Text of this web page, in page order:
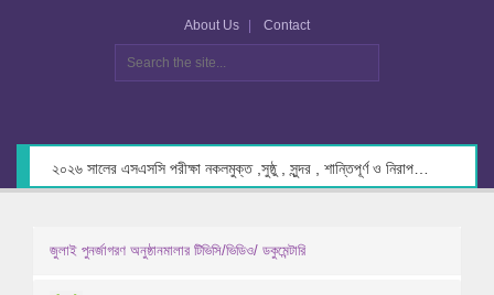
About Us Contact
জুলাই পুনর্জাগরণ অনুষ্ঠানমালার টিভিসি/ভিডিও/ ডকুমেন্টারি